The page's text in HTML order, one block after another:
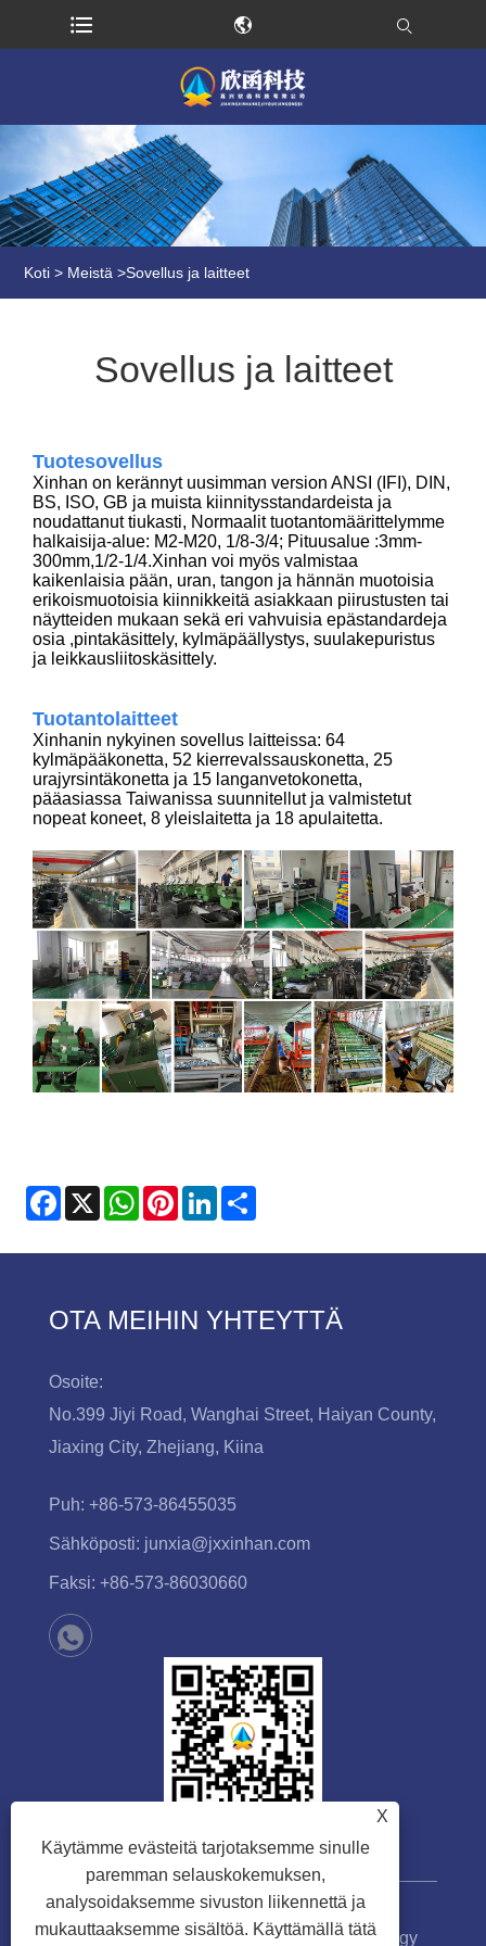
Koti > Meistä >Sovellus ja laitteet
Sovellus ja laitteet
Tuotesovellus
Xinhan on kerännyt uusimman version ANSI (IFI), DIN,
BS, ISO, GB ja muista kiinnitysstandardeista ja
noudattanut tiukasti, Normaalit tuotantomäärittelymme
halkaisija-alue: M2-M20, 1/8-3/4; Pituusalue :3mm-
300mm,1/2-1/4.Xinhan voi myös valmistaa
kaikenlaisia ​​pään, uran, tangon ja hännän muotoisia
erikoismuotoisia kiinnikkeitä asiakkaan piirustusten tai
näytteiden mukaan sekä eri vahvuisia epästandardeja
osia ,pintakäsittely, kylmäpäällystys, suulakepuristus
ja leikkausliitoskäsittely.
Tuotantolaitteet
Xinhanin nykyinen sovellus laitteissa: 64
kylmäpääkonetta, 52 kierrevalssauskonetta, 25
urajyrsintäkonetta ja 15 langanvetokonetta,
pääasiassa Taiwanissa suunnitellut ja valmistetut
nopeat koneet, 8 yleislaitetta ja 18 apulaitetta.
Facebook
X WhatsApp
PinterestLinkedIn
OTA MEIHIN YHTEYTTÄ
Osoite:
No.399 Jiyi Road, Wanghai Street, Haiyan County,
Jiaxing City, Zhejiang, Kiina
Puh: +86-573-86455035
Sähköposti: junxia@jxxinhan.com
Faksi: +86-573-86030660
Copyright © 2023 Jiaxing Xinhan Technology
X
Käytämme evästeitä tarjotaksemme sinulle
paremman selauskokemuksen,
analysoidaksemme sivuston liikennettä ja
mukauttaaksemme sisältöä. Käyttämällä tätä